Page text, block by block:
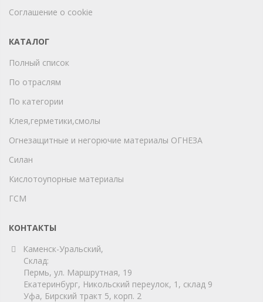
Соглашение о cookie
КАТАЛОГ
Полный список
По отраслям
По категории
Клея,герметики,смолы
Огнезащитные и негорючие материалы ОГНЕЗА
Силан
Кислотоупорные материалы
ГСМ
КОНТАКТЫ
Каменск-Уральский,
Склад:
Пермь, ул. Маршрутная, 19
Екатеринбург, Никольский переулок, 1, склад 9
Уфа, Бирский тракт 5, корп. 2